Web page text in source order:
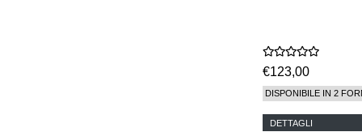
€123,00
DISPONIBILE IN 2
DETTAGLI